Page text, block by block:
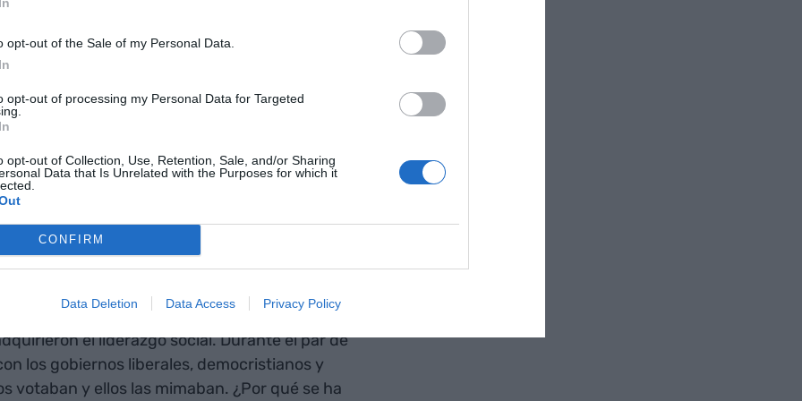
opt-out of the Sale of my Personal Data.
opt-out of processing my Personal Data for Targeted
opt-out of Collection, Use, Retention, Sale, and/or Sharing
Data that Is Unrelated with the Purposes for which it
CONFIRM
Data Deletion Data Access Privacy Policy
medias
europea estaba ya encuadrada en las
países formaba parte de ella. El salto a esta
económica de posguerra y la mejora
inigualables hasta entonces. Ahora bien, hay
extraordinario en la creación de servicios por
cambio de impuestos significaron una segunda
seguridad social y educación gratuitas,
entre otros.
el liderazgo social. Durante el par de
los gobiernos liberales, democristianos y
votaban y ellos las mimaban. ¿Por qué se ha